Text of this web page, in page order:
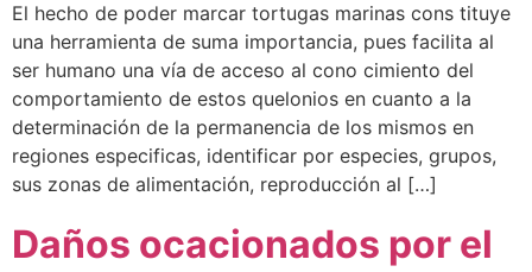
El hecho de poder marcar tortugas marinas cons tituye
una herramienta de suma importancia, pues facilita al
ser humano una vía de acceso al cono cimiento del
comportamiento de estos quelonios en cuanto a la
determinación de la permanencia de los mismos en
regiones especificas, identificar por especies, grupos,
sus zonas de alimentación, reproducción al […]
Daños ocacionados por el